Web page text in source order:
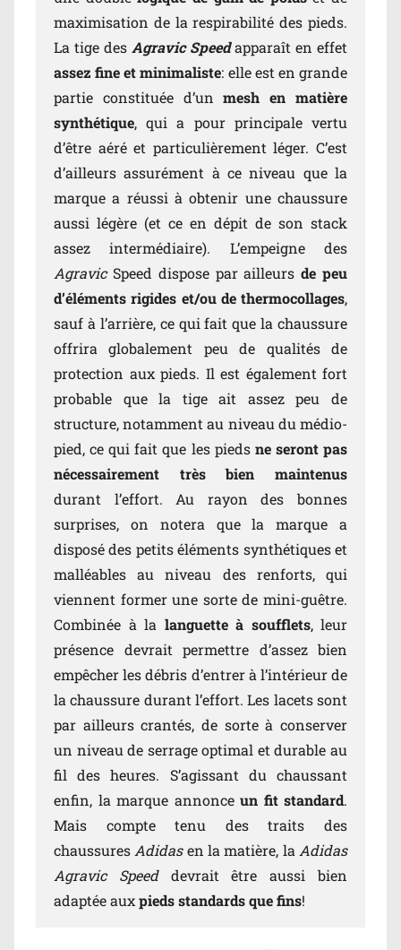
maximisation de la respirabilité des pieds.
La tige des Agravic Speedapparaît en effet
assez fine et minimaliste: elle est en grande
partie constituée d’un mesh en matière
synthétique, qui a pour principale vertu
d’être aéré et particulièrement léger. C’est
d’ailleurs assurément à ce niveau que la
marque a réussi à obtenir une chaussure
aussi légère (et ce en dépit de son stack
assez intermédiaire). L’empeigne des
Agravic Speed dispose par ailleursde peu
d’éléments rigides et/ou de thermocollages,
sauf à l’arrière, ce qui fait que la chaussure
offrira globalement peu de qualités de
protection aux pieds. Il est également fort
probable que la tige ait assez peu de
structure, notamment au niveau du médio-
pied, ce qui fait que les pieds ne seront pas
nécessairement très bien maintenus
durant l’effort. Au rayon des bonnes
surprises, on notera que la marque a
disposé des petits éléments synthétiques et
malléables au niveau des renforts, qui
viennent former une sorte de mini-guêtre.
Combinée à la languette à soufflets, leur
présence devrait permettre d’assez bien
empêcher les débris d’entrer à l’intérieur de
la chaussure durant l’effort. Les lacets sont
par ailleurs crantés, de sorte à conserver
un niveau de serrage optimal et durable au
fil des heures. S’agissant du chaussant
enfin, la marque annonce un fit standard.
Mais compte tenu des traits des
chaussuresAdidasen la matière, laAdidas
Agravic Speeddevrait être aussi bien
adaptée auxpieds standards que fins!